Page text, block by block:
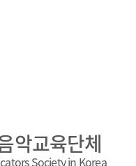
악교육단체
Society in Korea